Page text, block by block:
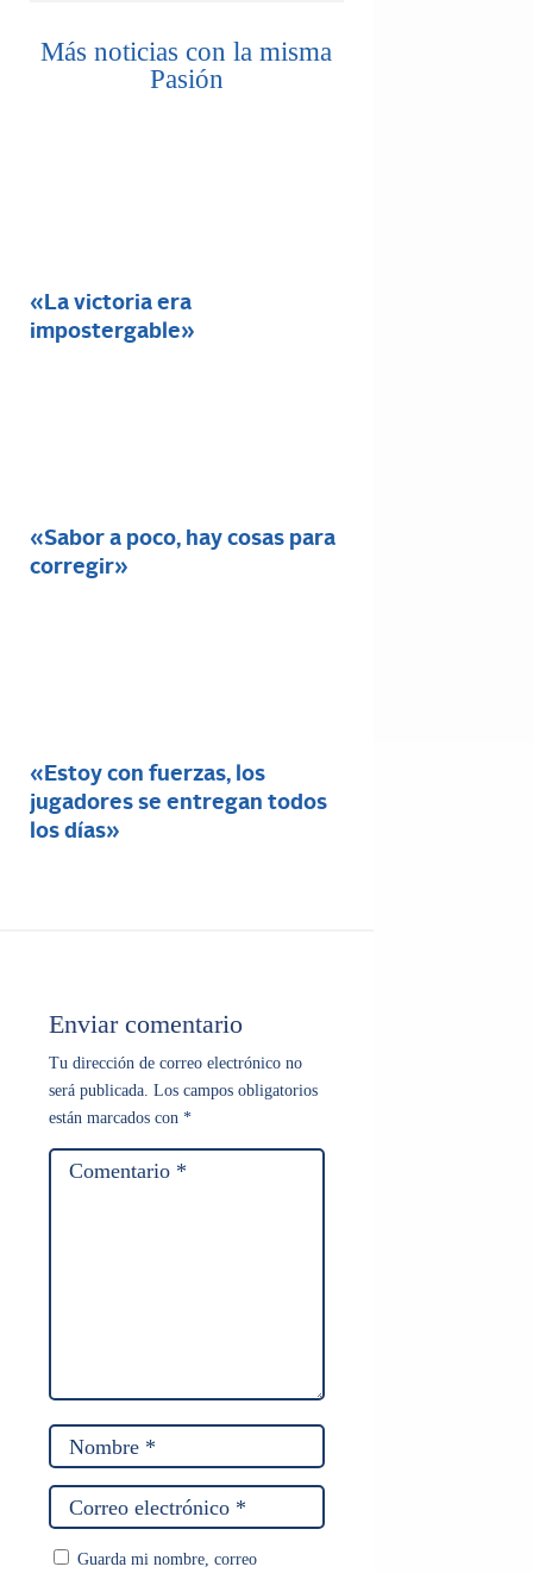
Más noticias con la misma
Pasión
«La victoria era
impostergable»
«Sabor a poco, hay cosas para
corregir»
«Estoy con fuerzas, los
jugadores se entregan todos
los días»
Enviar comentario
Tu dirección de correo electrónico no
será publicada. Los campos obligatorios
están marcados con *
Guarda mi nombre, correo